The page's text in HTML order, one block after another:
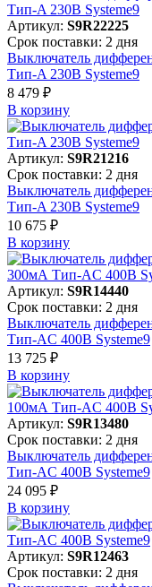
Артикул: S9R22225
Срок поставки: 2 дня
Выключатель
Тип-A 230В Systeme9
8 479 ₽
В корзинy
Артикул: S9R21216
Срок поставки: 2 дня
Выключатель
Тип-A 230В Systeme9
10 675 ₽
В корзинy
Артикул: S9R14440
Срок поставки: 2 дня
Выключатель
Тип-AC 400В Systeme9
13 725 ₽
В корзинy
Артикул: S9R13480
Срок поставки: 2 дня
Выключатель
Тип-AC 400В Systeme9
24 095 ₽
В корзинy
Артикул: S9R12463
Срок поставки: 2 дня